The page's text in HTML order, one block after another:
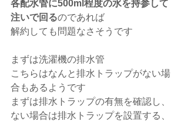
各配水管に500ml程度の水を持参して
注いで回るのであれば
解約しても問題なさそうです
まずは洗濯機の排水管
こちらはなんと排水トラップがない場
合もあるようです
まずは排水トラップの有無を確認し、
ない場合は排水トラップを設置する、